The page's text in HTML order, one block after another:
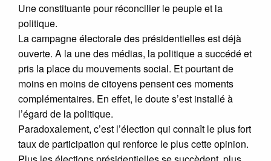
Une constituante pour réconcilier le peuple et la
politique.
La campagne électorale des présidentielles est déjà
ouverte. A la une des médias, la politique a succédé et
pris la place du mouvements social. Et pourtant de
moins en moins de citoyens pensent ces moments
complémentaires. En effet, le doute s’est installé à
l’égard de la politique.
Paradoxalement, c’est l’élection qui connaît le plus fort
taux de participation qui renforce le plus cette opinion.